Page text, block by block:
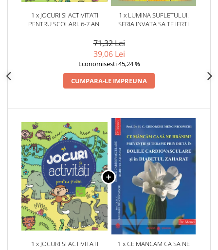
1 x JOCURI SI ACTIVITATI
PENTRU SCOLARI. 6-7 ANI
1 x LUMINA SUFLETULUI.
SERIA INVATA SA TE IERTI
71,32 Lei
39,06 Lei
Economisesti 45,24 %
CUMPARA-LE IMPREUNA
1 x JOCURI SI ACTIVITATI
1 x CE MANCAM CA SA NE